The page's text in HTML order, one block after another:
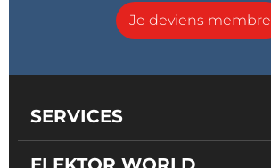
Je deviens membre
SERVICES